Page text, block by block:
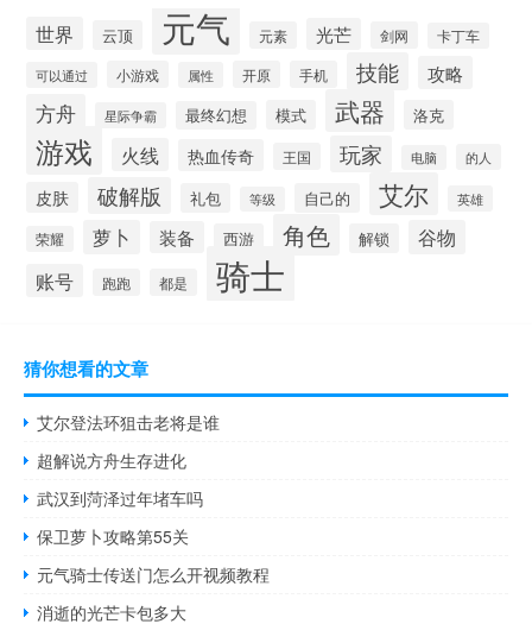
世界 云顶 元气 元素 光芒 剑网 卡丁车
可以通过 小游戏 属性 开原 手机 技能 攻略
方舟 星际争霸 最终幻想 模式 武器 洛克
游戏 火线 热血传奇 王国 玩家 电脑 的人
皮肤 破解版 礼包 等级 自己的 艾尔 英雄
荣耀 萝卜 装备 西游 角色 解锁 谷物
账号 跑跑 都是 骑士
猜你想看的文章
艾尔登法环狙击老将是谁
超解说方舟生存进化
武汉到菏泽过年堵车吗
保卫萝卜攻略第55关
元气骑士传送门怎么开视频教程
消逝的光芒卡包多大